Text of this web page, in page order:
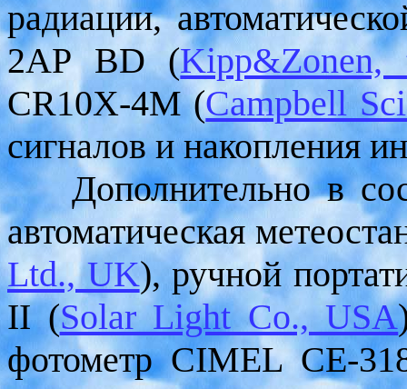
радиации,
2AP BD (Kipp&Zonen,
CR10X-4M (Campbell
сигналов и накопления
Дополнительно в
автоматическая
Ltd., UK), ручной
II (Solar Light Co., USA
фотометр CIMEL CE-